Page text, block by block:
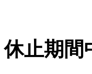
休止期間